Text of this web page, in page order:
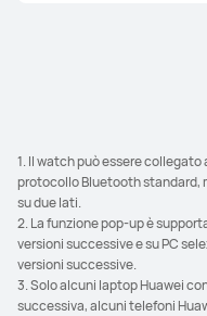
1. Il watch può essere
protocollo Bluetooth standard,
su due lati.
2. La funzione pop-up è
versioni successive e su PC
versioni successive.
3. Solo alcuni laptop Huawei
successiva, alcuni telefoni